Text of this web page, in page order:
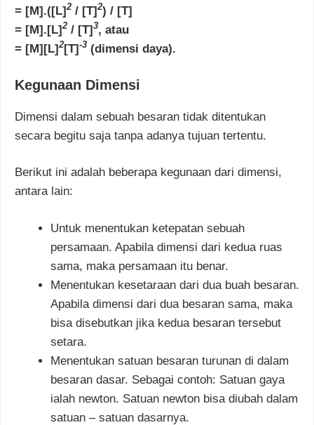
= [M].([L]2 / [T]2) / [T]
= [M].[L]2 / [T] 3, atau
= [M][L]2 [T] -3 (dimensi daya).
Kegunaan Dimensi
Dimensi dalam sebuah besaran tidak ditentukan
secara begitu saja tanpa adanya tujuan tertentu.
Berikut ini adalah beberapa kegunaan dari dimensi,
antara lain:
Untuk menentukan ketepatan sebuah
persamaan. Apabila dimensi dari kedua ruas
sama, maka persamaan itu benar.
Menentukan kesetaraan dari dua buah besaran.
Apabila dimensi dari dua besaran sama, maka
bisa disebutkan jika kedua besaran tersebut
setara.
Menentukan satuan besaran turunan di dalam
besaran dasar. Sebagai contoh: Satuan gaya
ialah newton. Satuan newton bisa diubah dalam
satuan – satuan dasarnya.